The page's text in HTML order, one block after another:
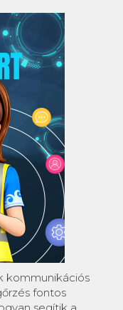
kommunikációs
fontos